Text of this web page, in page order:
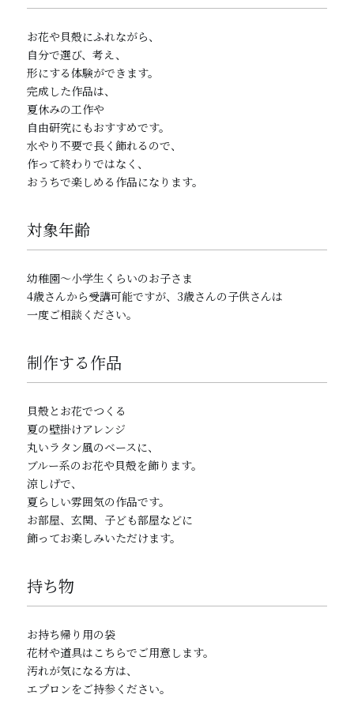
お花や貝殻にふれながら、
自分で選び、考え、
形にする体験ができます。
完成した作品は、
夏休みの工作や
自由研究にもおすすめです。
水やり不要で長く飾れるので、
作って終わりではなく、
おうちで楽しめる作品になります。
対象年齢
幼稚園〜小学生くらいのお子さま
4歳さんから受講可能ですが、3歳さんの子供さんは
一度ご相談ください。
制作する作品
貝殻とお花でつくる
夏の壁掛けアレンジ
丸いラタン風のベースに、
ブルー系のお花や貝殻を飾ります。
涼しげで、
夏らしい雰囲気の作品です。
お部屋、玄関、子ども部屋などに
飾ってお楽しみいただけます。
持ち物
お持ち帰り用の袋
花材や道具はこちらでご用意します。
汚れが気になる方は、
エプロンをご持参ください。